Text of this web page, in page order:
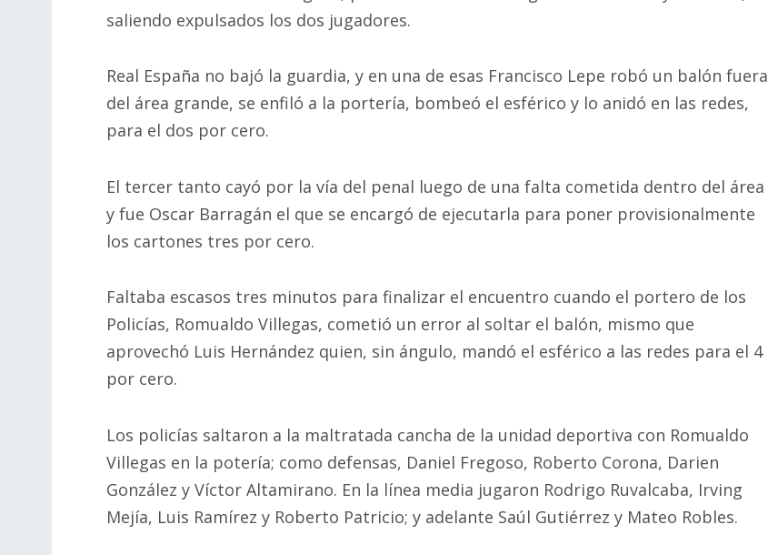
saliendo expulsados los dos jugadores.
Real España no bajó la guardia, y en una de esas Francisco Lepe robó un balón fuera
del área grande, se enfiló a la portería, bombeó el esférico y lo anidó en las redes,
para el dos por cero.
El tercer tanto cayó por la vía del penal luego de una falta cometida dentro del área
y fue Oscar Barragán el que se encargó de ejecutarla para poner provisionalmente
los cartones tres por cero.
Faltaba escasos tres minutos para finalizar el encuentro cuando el portero de los
Policías, Romualdo Villegas, cometió un error al soltar el balón, mismo que
aprovechó Luis Hernández quien, sin ángulo, mandó el esférico a las redes para el 4
por cero.
Los policías saltaron a la maltratada cancha de la unidad deportiva con Romualdo
Villegas en la potería; como defensas, Daniel Fregoso, Roberto Corona, Darien
González y Víctor Altamirano. En la línea media jugaron Rodrigo Ruvalcaba, Irving
Mejía, Luis Ramírez y Roberto Patricio; y adelante Saúl Gutiérrez y Mateo Robles.